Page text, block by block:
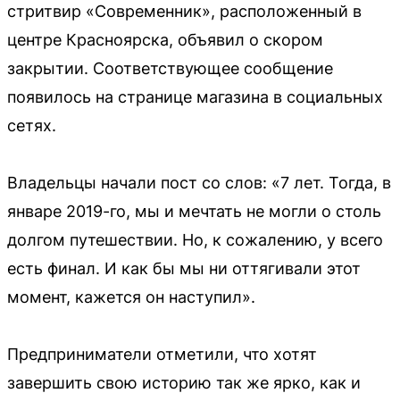
стритвир «Современник», расположенный в
центре Красноярска, объявил о скором
закрытии. Соответствующее сообщение
появилось на странице магазина в социальных
сетях.
Владельцы начали пост со слов: «7 лет. Тогда, в
январе 2019-го, мы и мечтать не могли о столь
долгом путешествии. Но, к сожалению, у всего
есть финал. И как бы мы ни оттягивали этот
момент, кажется он наступил».
Предприниматели отметили, что хотят
завершить свою историю так же ярко, как и